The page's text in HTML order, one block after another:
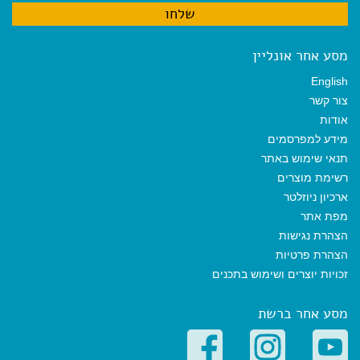
מסע אחר אונליין
English
צור קשר
אודות
מידע למפרסמים
תנאי שימוש באתר
רשימת מוצרים
ארכיון ניוזלטר
מפת אתר
הצהרת נגישות
הצהרת פרטיות
זכויות יוצרים ושימוש בתכנים
מסע אחר ברשת